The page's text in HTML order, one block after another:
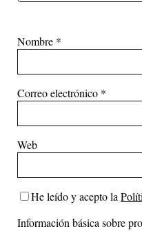
Nombre *
Correo electrónico *
Web
He leído y acepto la
Información básica sobre